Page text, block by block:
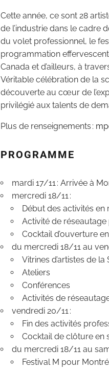
Cette année, ce sont 28
de l’industrie dans le cadre
du volet professionnel, le
programmation
Canada et d’ailleurs, à
Véritable célébration de la
découverte au cœur de
privilégié aux talents de
Plus de renseignements :
PROGRAMME
mardi 17/11 : Arrivée à
mercredi 18/11 :
Début des activités en
Activité de
Cocktail d’ouverture
du mercredi 18/11 au
Vitrines d’artistes de
Ateliers
Conférences
Activités de
vendredi 20/11 :
Fin des activités
Cocktail de clôture en
du mercredi 18/11 au
Festival M pour